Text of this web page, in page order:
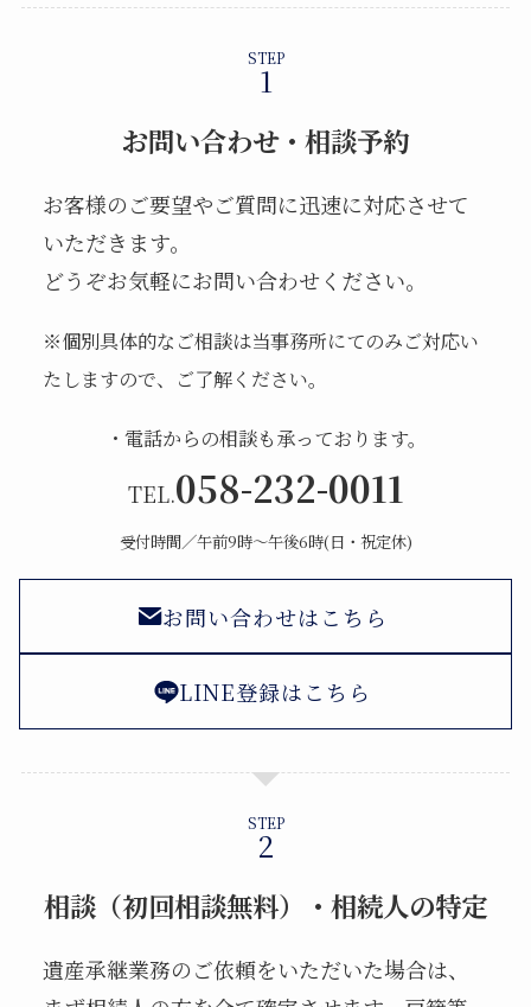
STEP
お問い合わせ・相談予約
お客様のご要望やご質問に迅速に対応させて
いただきます。
どうぞお気軽にお問い合わせください。
※個別具体的なご相談は当事務所にてのみご対応い
たしますので、ご了解ください。
・電話からの相談も承っております。
TEL.058-232-0011
受付時間／午前9時〜午後6時(日・祝定休)
お問い合わせはこちら
LINE登録はこちら
STEP
相談（初回相談無料）・相続人の特定
遺産承継業務のご依頼をいただいた場合は、